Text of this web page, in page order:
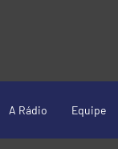
A Rádio Equipe